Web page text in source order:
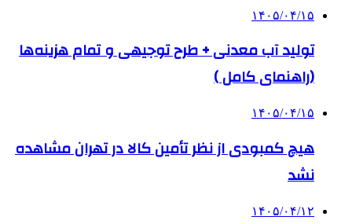
۱۴۰۵/۰۴/۱۵
تولید آب معدنی + طرح توجیهی و تمام هزینه‌ها
(راهنمای کامل )
۱۴۰۵/۰۴/۱۵
هیچ کمبودی از نظر تأمین کالا در تهران مشاهده
نشد
۱۴۰۵/۰۴/۱۲